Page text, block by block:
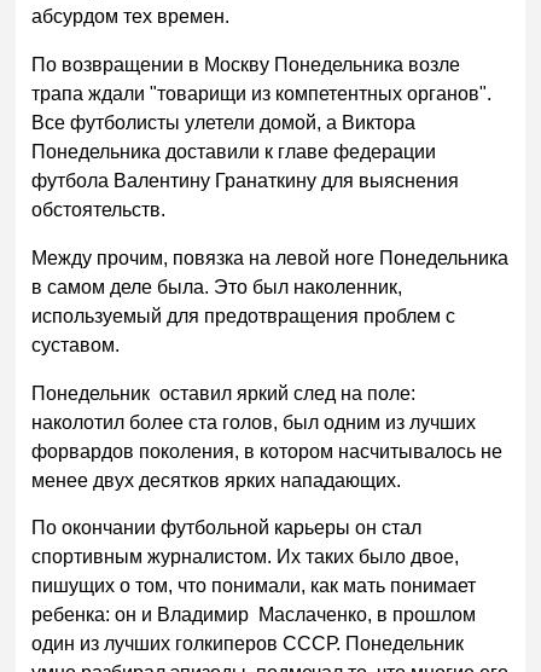
абсурдом тех времен.
По возвращении в Москву Понедельника возле
трапа ждали "товарищи из компетентных органов".
Все футболисты улетели домой, а Виктора
Понедельника доставили к главе федерации
футбола Валентину Гранаткину для выяснения
обстоятельств.
Между прочим, повязка на левой ноге Понедельника
в самом деле была. Это был наколенник,
используемый для предотвращения проблем с
суставом.
Понедельник оставил яркий след на поле:
наколотил более ста голов, был одним из лучших
форвардов поколения, в котором насчитывалось не
менее двух десятков ярких нападающих.
По окончании футбольной карьеры он стал
спортивным журналистом. Их таких было двое,
пишущих о том, что понимали, как мать понимает
ребенка: он и Владимир Маслаченко, в прошлом
один из лучших голкиперов СССР. Понедельник